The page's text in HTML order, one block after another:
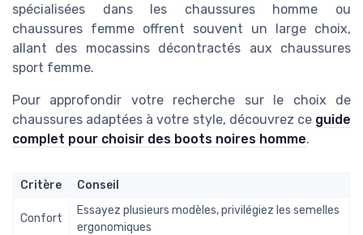
spécialisées dans les chaussures homme ou
chaussures femme offrent souvent un large choix,
allant des mocassins décontractés aux chaussures
sport femme.
Pour approfondir votre recherche sur le choix de
chaussures adaptées à votre style, découvrez ce guide
complet pour choisir des boots noires homme.
Critère Conseil
Confort
Essayez plusieurs modèles, privilégiez les semelles
ergonomiques